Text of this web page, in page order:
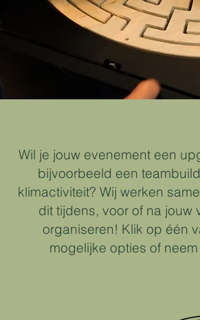
Wil je jouw evenement een
bijvoorbeeld een
klimactiviteit? Wij werken
dit tijdens, voor of na
organiseren! Klik op één
mogelijke opties of